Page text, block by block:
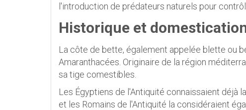
l'introduction de prédateurs naturels pour
Historique et
La côte de bette, également appelée blette ou
Amaranthacées. Originaire de la région
sa tige comestibles.
Les Égyptiens de l'Antiquité connaissaient
et les Romains de l'Antiquité la considéraient